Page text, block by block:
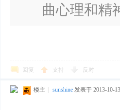
曲心理和精
回复 支持 反对
楼主 sunshine 发表于 2013-10-